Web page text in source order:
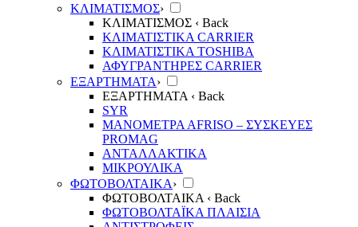
ΚΛΙΜΑΤΙΣΜΟΣ›
ΚΛΙΜΑΤΙΣΜΟΣ ‹ Back
ΚΛΙΜΑΤΙΣΤΙΚΑ CARRIER
ΚΛΙΜΑΤΙΣΤΙΚΑ TOSHIBA
ΑΦΥΓΡΑΝΤΗΡΕΣ CARRIER
ΕΞΑΡΤΗΜΑΤΑ›
ΕΞΑΡΤΗΜΑΤΑ ‹ Back
SYR
ΜΑΝΟΜΕΤΡΑ ΑFRISO – ΣΥΣΚΕΥΕΣ
PROMAG
ΑΝΤΑΛΛΑΚΤΙΚΑ
ΜΙΚΡΟΥΛΙΚΑ
ΦΩΤΟΒΟΛΤΑΙΚΑ›
ΦΩΤΟΒΟΛΤΑΙΚΑ ‹ Back
ΦΩΤΟΒΟΛΤΑΪΚΑ ΠΛΑΙΣΙΑ